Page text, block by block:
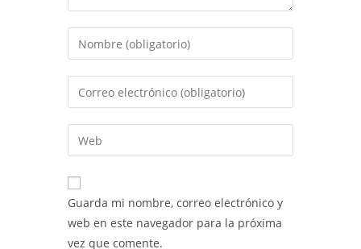
Introduce
tu
nombre
de
usuario
para
comentar
Introduce
tu
dirección
de
electrónico
para
comentar
Introduce
la
URL
de
Guarda mi nombre, correo electrónico y
web en este navegador para la próxima
vez que comente.